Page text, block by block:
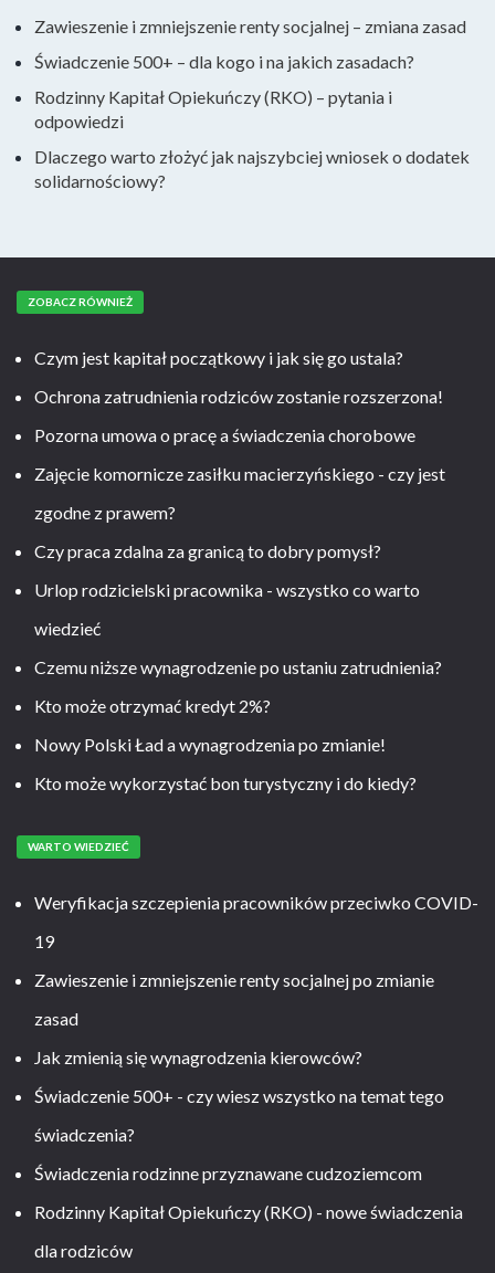
Zawieszenie i zmniejszenie renty socjalnej – zmiana zasad
Świadczenie 500+ – dla kogo i na jakich zasadach?
Rodzinny Kapitał Opiekuńczy (RKO) – pytania i
odpowiedzi
Dlaczego warto złożyć jak najszybciej wniosek o dodatek
solidarnościowy?
ZOBACZ RÓWNIEŻ
Czym jest kapitał początkowy i jak się go ustala?
Ochrona zatrudnienia rodziców zostanie rozszerzona!
Pozorna umowa o pracę a świadczenia chorobowe
Zajęcie komornicze zasiłku macierzyńskiego - czy jest
zgodne z prawem?
Czy praca zdalna za granicą to dobry pomysł?
Urlop rodzicielski pracownika - wszystko co warto
wiedzieć
Czemu niższe wynagrodzenie po ustaniu zatrudnienia?
Kto może otrzymać kredyt 2%?
Nowy Polski Ład a wynagrodzenia po zmianie!
Kto może wykorzystać bon turystyczny i do kiedy?
WARTO WIEDZIEĆ
Weryfikacja szczepienia pracowników przeciwko COVID-
19
Zawieszenie i zmniejszenie renty socjalnej po zmianie
zasad
Jak zmienią się wynagrodzenia kierowców?
Świadczenie 500+ - czy wiesz wszystko na temat tego
świadczenia?
Świadczenia rodzinne przyznawane cudzoziemcom
Rodzinny Kapitał Opiekuńczy (RKO) - nowe świadczenia
dla rodziców